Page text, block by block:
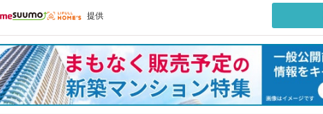
提供